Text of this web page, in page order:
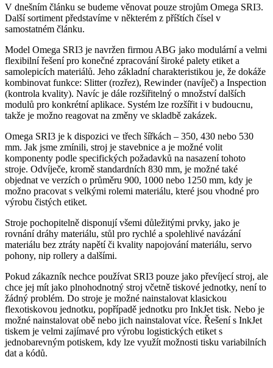
V dnešním článku se budeme věnovat pouze strojům Omega SRI3.
Další sortiment představíme v některém z příštích čísel v
samostatném článku.
Model Omega SRI3 je navržen firmou ABG jako modulární a velmi
flexibilní řešení pro konečné zpracování široké palety etiket a
samolepicích materiálů. Jeho základní charakteristikou je, že dokáže
kombinovat funkce: Slitter (rozřez), Rewinder (navíječ) a Inspection
(kontrola kvality). Navíc je dále rozšiřitelný o množství dalších
modulů pro konkrétní aplikace. Systém lze rozšířit i v budoucnu,
takže je možno reagovat na změny ve skladbě zakázek.
Omega SRI3 je k dispozici ve třech šířkách – 350, 430 nebo 530
mm. Jak jsme zmínili, stroj je stavebnice a je možné volit
komponenty podle specifických požadavků na nasazení tohoto
stroje. Odvíječe, kromě standardních 830 mm, je možné také
objednat ve verzích o průměru 900, 1000 nebo 1250 mm, kdy je
možno pracovat s velkými rolemi materiálu, které jsou vhodné pro
výrobu čistých etiket.
Stroje pochopitelně disponují všemi důležitými prvky, jako je
rovnání dráhy materiálu, stůl pro rychlé a spolehlivé navázání
materiálu bez ztráty napětí či kvality napojování materiálu, servo
pohony, nip rollery a dalšími.
Pokud zákazník nechce používat SRI3 pouze jako převíjecí stroj, ale
chce jej mít jako plnohodnotný stroj včetně tiskové jednotky, není to
žádný problém. Do stroje je možné nainstalovat klasickou
flexotiskovou jednotku, popřípadě jednotku pro InkJet tisk. Nebo je
možné nainstalovat obě nebo jich nainstalovat více. Řešení s InkJet
tiskem je velmi zajímavé pro výrobu logistických etiket s
jednobarevným potiskem, kdy lze využít možnosti tisku variabilních
dat a kódů.